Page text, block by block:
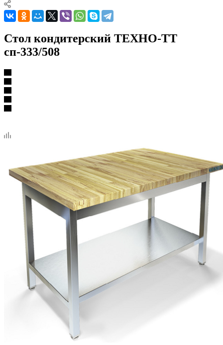
Стол кондитерский ТЕХНО-ТТ
сп-333/508